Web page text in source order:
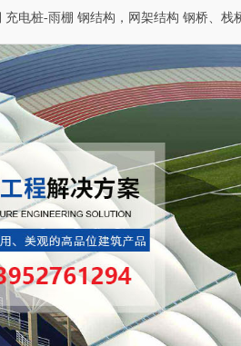
充电桩-雨棚 钢结构，网架结构 钢桥、栈